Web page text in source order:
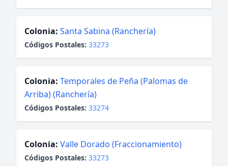
Colonia: Santa Sabina (Ranchería)
Códigos Postales: 33273
Colonia: Temporales de Peña (Palomas de
Arriba) (Ranchería)
Códigos Postales: 33274
Colonia: Valle Dorado (Fraccionamiento)
Códigos Postales: 33273